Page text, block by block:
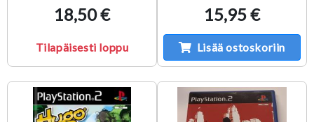
18,50 €
Tilapäisesti loppu
15,95 €
Lisää ostoskoriin